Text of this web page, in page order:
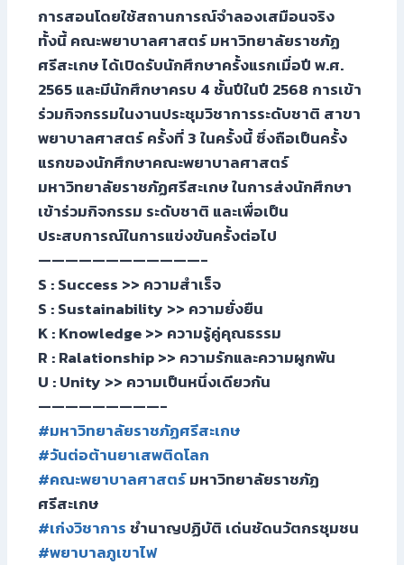
การสอนโดยใช้สถานการณ์จำลองเสมือนจริง
ทั้งนี้ คณะพยาบาลศาสตร์ มหาวิทยาลัยราชภัฏ
ศรีสะเกษ ได้เปิดรับนักศึกษาครั้งแรกเมื่อปี พ.ศ.
2565 และมีนักศึกษาครบ 4 ชั้นปีในปี 2568 การเข้า
ร่วมกิจกรรมในงานประชุมวิชาการระดับชาติ สาขา
พยาบาลศาสตร์ ครั้งที่ 3 ในครั้งนี้ ซึ่งถือเป็นครั้ง
แรกของนักศึกษาคณะพยาบาลศาสตร์
มหาวิทยาลัยราชภัฏศรีสะเกษ ในการส่งนักศึกษา
เข้าร่วมกิจกรรม ระดับชาติ และเพื่อเป็น
ประสบการณ์ในการแข่งขันครั้งต่อไป
————————————-
S : Success >> ความสำเร็จ
S : Sustainability >> ความยั่งยืน
K : Knowledge >> ความรู้คู่คุณธรรม
R : Ralationship >> ความรักและความผูกพัน
U : Unity >> ความเป็นหนึ่งเดียวกัน
—————————-
#มหาวิทยาลัยราชภัฏศรีสะเกษ
#วันต่อต้านยาเสพติดโลก
#คณะพยาบาลศาสตร์มหาวิทยาลัยราชภัฏ
ศรีสะเกษ
#เก่งวิชาการชำนาญปฏิบัติ เด่นชัดนวัตกรชุมชน
#พยาบาลภูเขาไฟ